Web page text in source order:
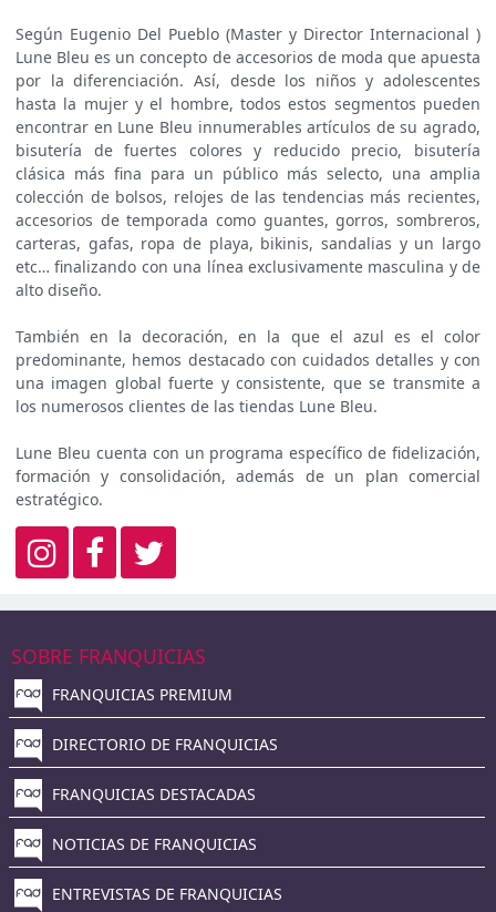
Según Eugenio Del Pueblo (Master y Director Internacional )
Lune Bleu es un concepto de accesorios de moda que apuesta
por la diferenciación. Así, desde los niños y adolescentes
hasta la mujer y el hombre, todos estos segmentos pueden
encontrar en Lune Bleu innumerables artículos de su agrado,
bisutería de fuertes colores y reducido precio, bisutería
clásica más fina para un público más selecto, una amplia
colección de bolsos, relojes de las tendencias más recientes,
accesorios de temporada como guantes, gorros, sombreros,
carteras, gafas, ropa de playa, bikinis, sandalias y un largo
etc… finalizando con una línea exclusivamente masculina y de
alto diseño.
También en la decoración, en la que el azul es el color
predominante, hemos destacado con cuidados detalles y con
una imagen global fuerte y consistente, que se transmite a
los numerosos clientes de las tiendas Lune Bleu.
Lune Bleu cuenta con un programa específico de fidelización,
formación y consolidación, además de un plan comercial
estratégico.
SOBRE FRANQUICIAS
FRANQUICIAS PREMIUM
DIRECTORIO DE FRANQUICIAS
FRANQUICIAS DESTACADAS
NOTICIAS DE FRANQUICIAS
ENTREVISTAS DE FRANQUICIAS